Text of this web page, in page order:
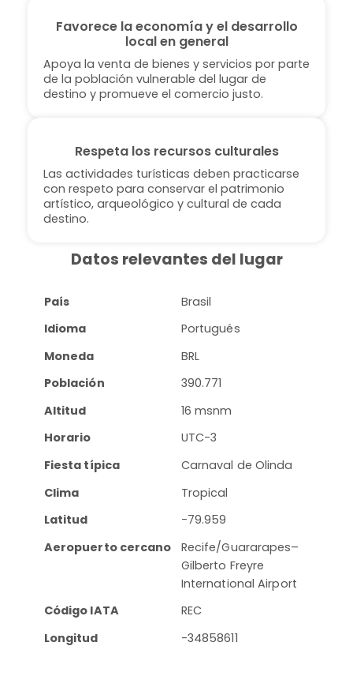
Favorece la economía y el desarrollo
local en general
Apoya la venta de bienes y servicios por parte
de la población vulnerable del lugar de
destino y promueve el comercio justo.
Respeta los recursos culturales
Las actividades turísticas deben practicarse
con respeto para conservar el patrimonio
artístico, arqueológico y cultural de cada
destino.
Datos relevantes del lugar
País
Brasil
Idioma
Portugués
Moneda
BRL
Población
390.771
Altitud
16 msnm
Horario
UTC-3
Fiesta típica
Carnaval de Olinda
Clima
Tropical
Latitud
-79.959
Aeropuerto cercano
Recife/Guararapes–
Gilberto Freyre
International Airport
Código IATA
REC
Longitud
-34858611